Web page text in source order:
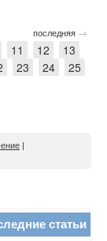
последняя →
11 12
13
23 24
25
|
статьи